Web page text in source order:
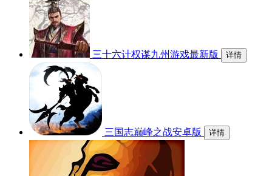
三十六计权谋九州游戏最新版 详情
三国志巅峰之战安卓版 详情